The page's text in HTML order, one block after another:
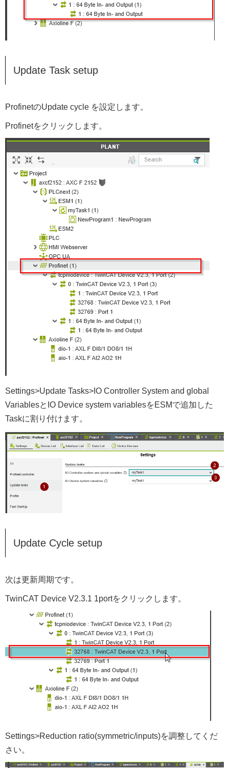
Update Task setup
ProfinetのUpdate cycle を設定します。
Profinetをクリックします。
Settings>Update Tasks>IO Controller System and global
VariablesとIO Device system variablesをESMで追加した
Taskに割り付けます。
Update Cycle setup
次は更新周期です。
TwinCAT Device V2.3.1 1portをクリックします。
Settings>Reduction ratio(symmetric/inputs)を調整してくだ
さい。